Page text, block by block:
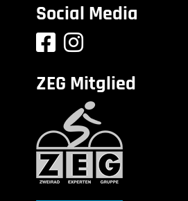
Social Media
ZEG Mitglied